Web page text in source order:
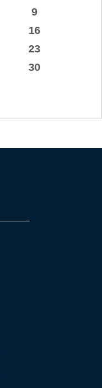
9
16
23
30